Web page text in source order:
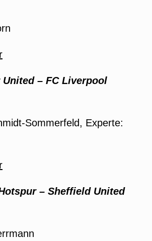
United – FC Liverpool
Sommerfeld, Experte:
– Sheffield United